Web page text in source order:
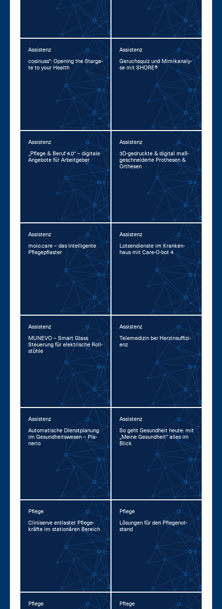
Assistenz
co­si­nuss°: Opening the Star­ga­
te to your Health
Assistenz
Ge­ruchs­quiz und Mi­mi­kana­ly­
se mit SHORE®
Assistenz
„Pfle­ge & Be­ruf 4.0“ – di­gi­ta­le
An­ge­bo­te für Ar­beit­ge­ber
Assistenz
3D-ge­druck­te & di­gi­tal maß­
ge­schnei­der­te Pro­the­sen &
Or­the­sen
Assistenz
moio.ca­re – das in­tel­li­gen­te
Pfle­ge­pflas­ter
Assistenz
Lot­sen­diens­te im Kran­ken­
haus mit Ca­re-O-bot 4
Assistenz
MU­NE­VO – Smart Glass
Steue­rung für elek­tri­sche Roll­
stüh­le
Assistenz
Te­le­me­di­zin bei Herz­in­suf­fi­zi­
enz
Assistenz
Au­to­ma­ti­sche Dienst­pla­nung
im Ge­sund­heits­we­sen – Pla­
ne­rio
Assistenz
So geht Ge­sund­heit heu­te: mit
„Mei­ne Ge­sund­heit“ al­les im
Blick
Pflege
Cli­ni­ser­ve ent­las­tet Pfle­ge­
kräf­te im sta­tio­nä­ren Be­reich
Pflege
Lö­sun­gen für den Pfle­ge­not­
stand
Pflege Pflege